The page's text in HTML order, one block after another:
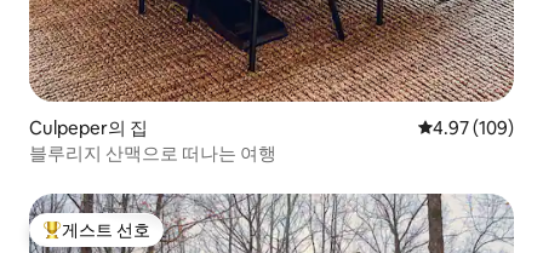
Culpeper의 집 평점 4.97점(5
4.97 (109)
블루리지 산맥으로 떠나는 여행
상위 게스트 선호
게스트 선호